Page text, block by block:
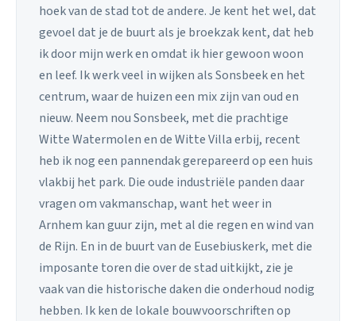
hoek van de stad tot de andere. Je kent het wel, dat
gevoel dat je de buurt als je broekzak kent, dat heb
ik door mijn werk en omdat ik hier gewoon woon
en leef. Ik werk veel in wijken als Sonsbeek en het
centrum, waar de huizen een mix zijn van oud en
nieuw. Neem nou Sonsbeek, met die prachtige
Witte Watermolen en de Witte Villa erbij, recent
heb ik nog een pannendak gerepareerd op een huis
vlakbij het park. Die oude industriële panden daar
vragen om vakmanschap, want het weer in
Arnhem kan guur zijn, met al die regen en wind van
de Rijn. En in de buurt van de Eusebiuskerk, met die
imposante toren die over de stad uitkijkt, zie je
vaak van die historische daken die onderhoud nodig
hebben. Ik ken de lokale bouwvoorschriften op